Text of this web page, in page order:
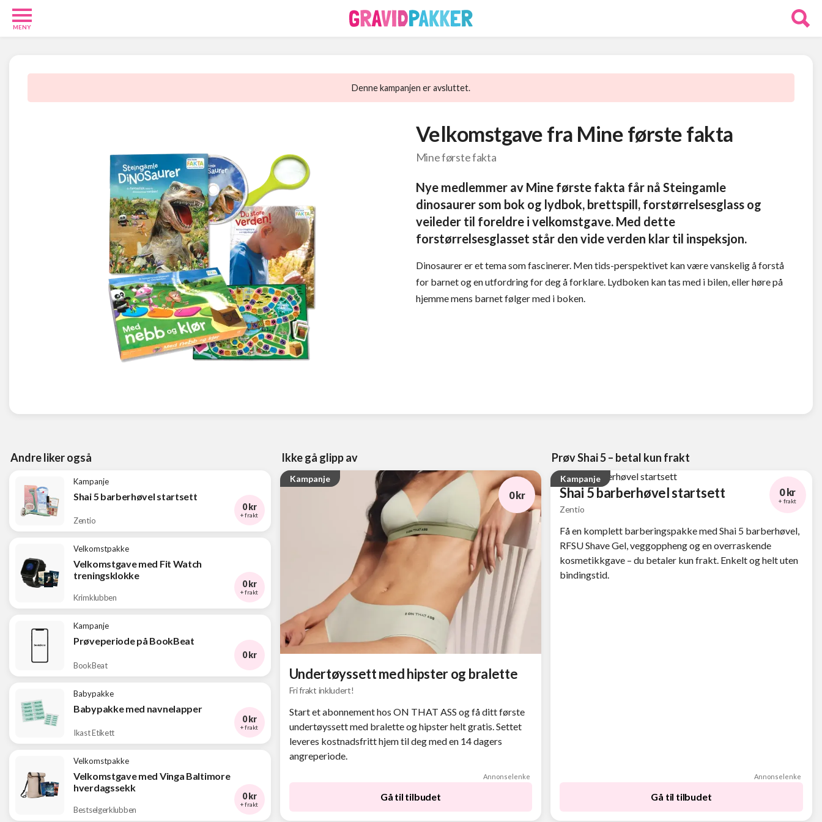
MENY
Denne kampanjen er avsluttet.
Velkomstgave fra Mine første fakta
Mine første fakta
Nye medlemmer av Mine første fakta får nå Steingamle
dinosaurer som bok og lydbok, brettspill, forstørrelsesglass og
veileder til foreldre i velkomstgave. Med dette
forstørrelsesglasset står den vide verden klar til inspeksjon.
Dinosaurer er et tema som fascinerer. Men tids-perspektivet kan være vanskelig å forstå
for barnet og en utfordring for deg å forklare. Lydboken kan tas med i bilen, eller høre på
hjemme mens barnet følger med i boken.
Andre liker også
Kampanje
Shai 5 barberhøvel startsett
Zentio
0 kr
+ frakt
Velkomstpakke
Velkomstgave med Fit Watch
treningsklokke
Krimklubben
0 kr
+ frakt
Kampanje
Prøveperiode på BookBeat
BookBeat
0 kr
Babypakke
Babypakke med navnelapper
Ikast Etikett
0 kr
+ frakt
Velkomstpakke
Velkomstgave med Vinga Baltimore
hverdagssekk
Bestselgerklubben
0 kr
+ frakt
Ikke gå glipp av
Kampanje
Undertøyssett med hipster og bralette
Fri frakt inkludert!
0 kr
Start et abonnement hos ON THAT ASS og få ditt første
undertøyssett med bralette og hipster helt gratis. Settet
leveres kostnadsfritt hjem til deg med en 14 dagers
angreperiode.
Annonselenke
Gå til tilbudet
Prøv Shai 5 – betal kun frakt
Kampanje
Shai 5 barberhøvel startsett
Zentio
0 kr
+ frakt
Få en komplett barberingspakke med Shai 5 barberhøvel,
RFSU Shave Gel, veggoppheng og en overraskende
kosmetikkgave – du betaler kun frakt. Enkelt og helt uten
bindingstid.
Annonselenke
Gå til tilbudet
Velkomstgaver
Foreldre